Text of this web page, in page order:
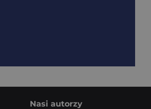
Nasi autorzy